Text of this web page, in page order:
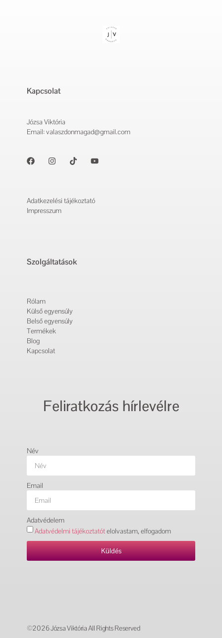
Kapcsolat
Józsa Viktória
Email: valaszdonmagad@gmail.com
Adatkezelési tájékoztató
Impresszum
Szolgáltatások
Rólam
Külső egyensúly
Belső egyensúly
Termékek
Blog
Kapcsolat
Feliratkozás hírlevélre
Név
Email
Adatvédelem
Adatvédelmi tájékoztatótelolvastam, elfogadom
Küldés
©2026 Józsa Viktória All Rights Reserved